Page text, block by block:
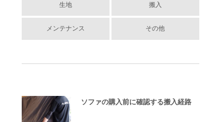
生地 搬入
メンテナンス その他
ソファの購入前に確認する搬入経路